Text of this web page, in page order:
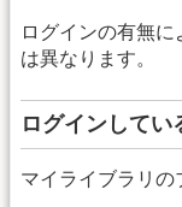
ログインの有無
は異なります。
ログインしてい
マイライブラリの